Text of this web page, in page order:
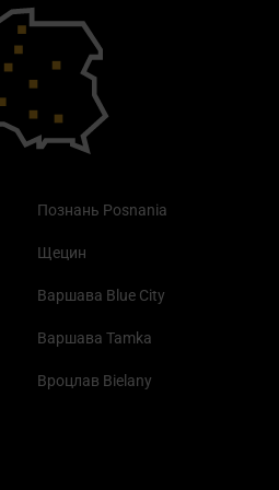
Познань Posnania
Щецин
Варшава Blue City
Варшава Tamka
Вроцлав Bielany
осінь